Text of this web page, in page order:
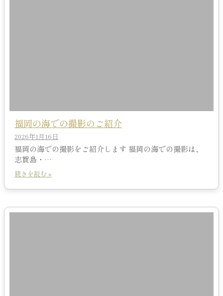
福岡の海での撮影のご紹介
2026年1月16日
福岡の海での撮影をご紹介します 福岡の海での撮影は、
志賀島・…
続きを読む »